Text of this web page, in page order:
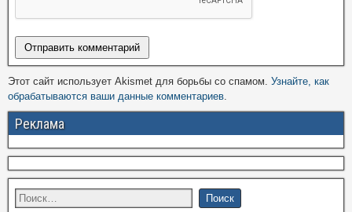
Этот сайт использует Akismet для борьбы со спамом. Узнайте, как
обрабатываются ваши данные комментариев
Реклама